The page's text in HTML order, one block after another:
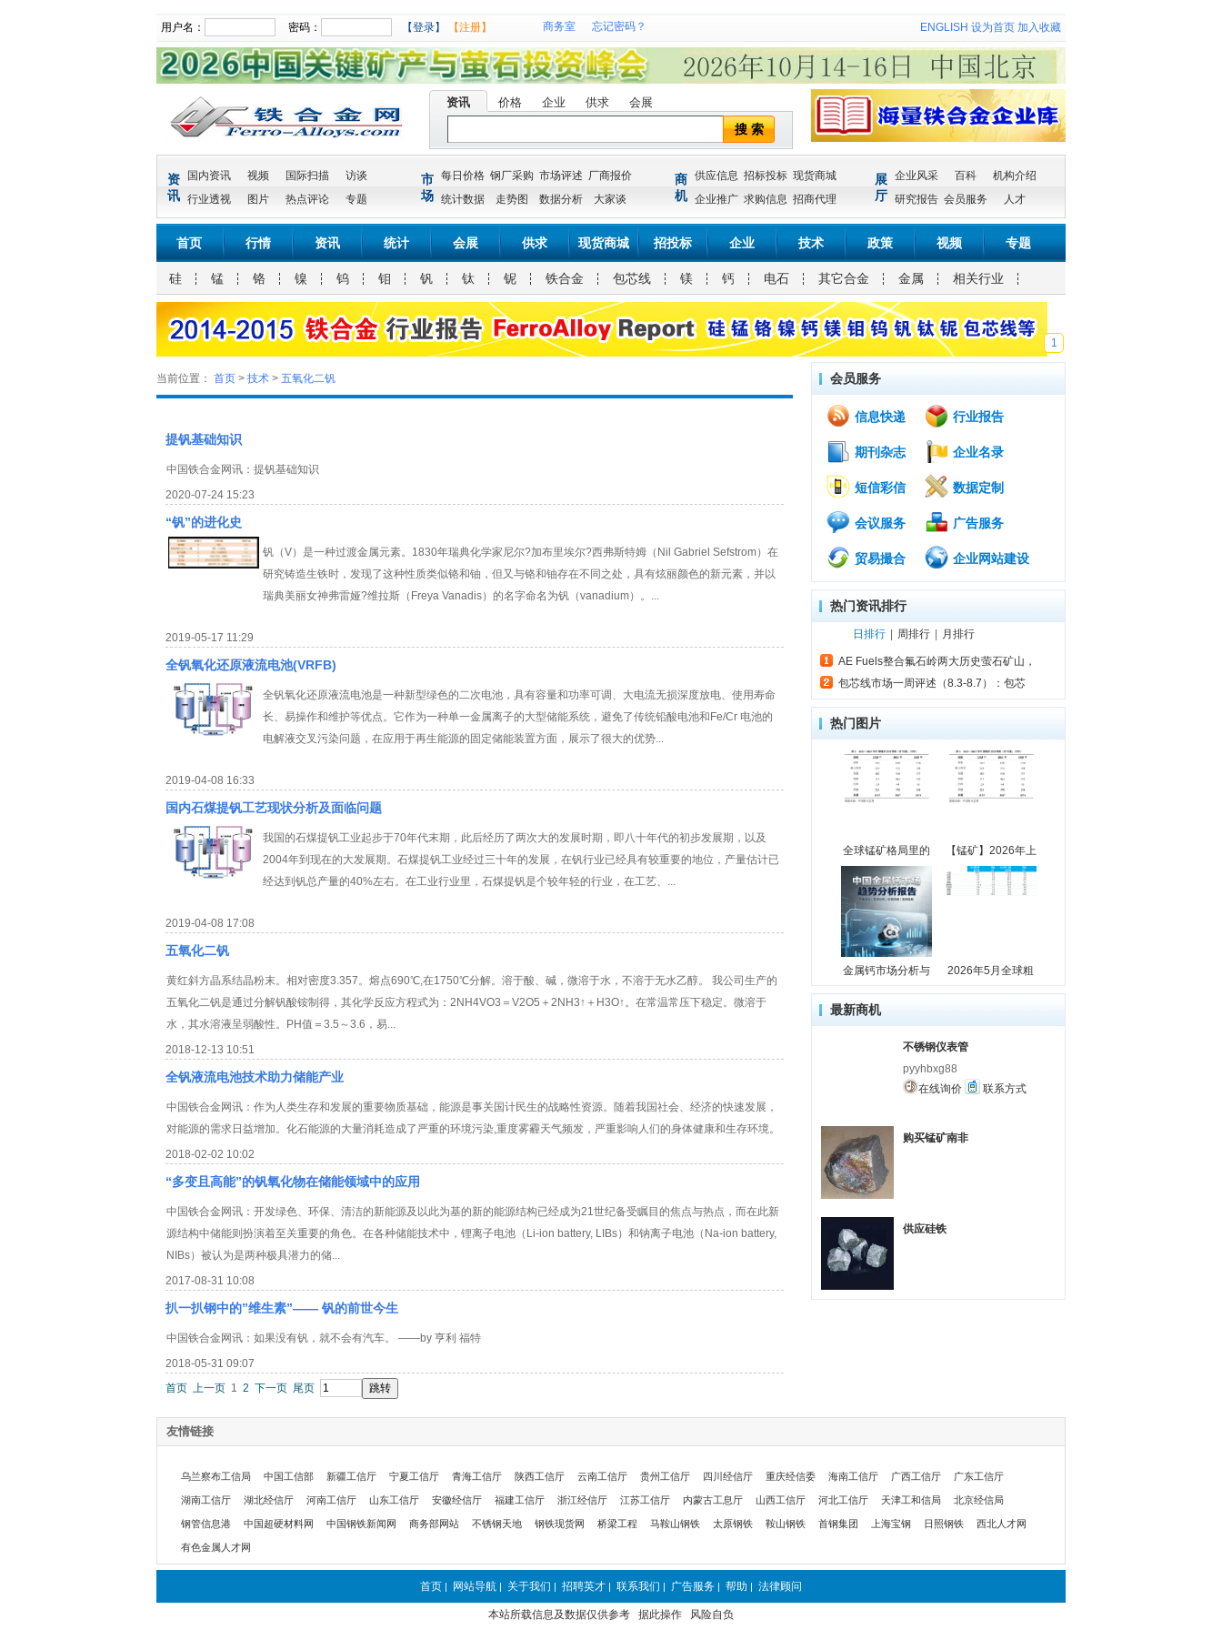
用户名： 密码： 【登录】 【注册】 商务室 忘记密码？ ENGLISH 设为首页 加入收藏
资讯 价格 企业 供求 会展
搜 索
资
讯
国内资讯 视频 国际扫描
访谈
行业透视
图片 热点评论 专题
市
场
每日价格 钢厂采购 市场评述 厂商报价
统计数据
走势图 数据分析 大家谈
商
机
供应信息 招标投标 现货商城
企业推广 求购信息 招商代理
展
厅
企业风采 百科
机构介绍
研究报告 会员服务 人才
首页 行情 资讯 统计 会展 供求 现货商城 招投标 企业 技术 政策 视频 专题
硅 锰 铬 镍 钨 钼 钒 钛 铌 铁合金 包芯线 镁 钙 电石 其它合金 金属 相关行业
1
当前位置： 首页 > 技术 > 五氧化二钒
提钒基础知识
中国铁合金网讯：提钒基础知识
2020-07-24 15:23
“钒”的进化史
钒（V）是一种过渡金属元素。1830年瑞典化学家尼尔?加布里埃尔?西弗斯特姆（Nil Gabriel Sefstrom）在
研究铸造生铁时，发现了这种性质类似铬和铀，但又与铬和铀存在不同之处，具有炫丽颜色的新元素，并以
瑞典美丽女神弗雷娅?维拉斯（Freya Vanadis）的名字命名为钒（vanadium）。...
2019-05-17 11:29
全钒氧化还原液流电池(VRFB)
全钒氧化还原液流电池是一种新型绿色的二次电池，具有容量和功率可调、大电流无损深度放电、使用寿命
长、易操作和维护等优点。它作为一种单一金属离子的大型储能系统，避免了传统铅酸电池和Fe/Cr 电池的
电解液交叉污染问题，在应用于再生能源的固定储能装置方面，展示了很大的优势...
2019-04-08 16:33
国内石煤提钒工艺现状分析及面临问题
我国的石煤提钒工业起步于70年代末期，此后经历了两次大的发展时期，即八十年代的初步发展期，以及
2004年到现在的大发展期。石煤提钒工业经过三十年的发展，在钒行业已经具有较重要的地位，产量估计已
经达到钒总产量的40%左右。在工业行业里，石煤提钒是个较年轻的行业，在工艺、...
2019-04-08 17:08
五氧化二钒
黄红斜方晶系结晶粉末。相对密度3.357。熔点690℃,在1750℃分解。溶于酸、碱，微溶于水，不溶于无水乙醇。 我公司生产的
五氧化二钒是通过分解钒酸铵制得，其化学反应方程式为：2NH4VO3＝V2O5＋2NH3↑＋H3O↑。在常温常压下稳定。微溶于
水，其水溶液呈弱酸性。PH值＝3.5～3.6，易...
2018-12-13 10:51
全钒液流电池技术助力储能产业
中国铁合金网讯：作为人类生存和发展的重要物质基础，能源是事关国计民生的战略性资源。随着我国社会、经济的快速发展，
对能源的需求日益增加。化石能源的大量消耗造成了严重的环境污染,重度雾霾天气频发，严重影响人们的身体健康和生存环境。
2018-02-02 10:02
“多变且高能”的钒氧化物在储能领域中的应用
中国铁合金网讯：开发绿色、环保、清洁的新能源及以此为基的新的能源结构已经成为21世纪备受瞩目的焦点与热点，而在此新
源结构中储能则扮演着至关重要的角色。在各种储能技术中，锂离子电池（Li-ion battery, LIBs）和钠离子电池（Na-ion battery,
NIBs）被认为是两种极具潜力的储...
2017-08-31 10:08
扒一扒钢中的”维生素”—— 钒的前世今生
中国铁合金网讯：如果没有钒，就不会有汽车。 ——by 亨利 福特
2018-05-31 09:07
首页 上一页 1 2 下一页 尾页
会员服务
信息快递 行业报告
期刊杂志 企业名录
短信彩信 数据定制
会议服务 广告服务
贸易撮合 企业网站建设
热门资讯排行
日排行 周排行 月排行
AE Fuels整合氟石岭两大历史萤石矿山，
包芯线市场一周评述（8.3-8.7）：包芯
热门图片
全球锰矿格局里的 【锰矿】2026年上
金属钙市场分析与 2026年5月全球粗
最新商机
不锈钢仪表管
pyyhbxg88
在线询价
联系方式
购买锰矿南非
供应硅铁
友情链接
乌兰察布工信局 中国工信部 新疆工信厅 宁夏工信厅 青海工信厅 陕西工信厅 云南工信厅 贵州工信厅 四川经信厅 重庆经信委 海南工信厅 广西工信厅 广东工信厅
湖南工信厅 湖北经信厅 河南工信厅 山东工信厅 安徽经信厅 福建工信厅 浙江经信厅 江苏工信厅 内蒙古工息厅 山西工信厅 河北工信厅 天津工和信局 北京经信局
钢管信息港 中国超硬材料网 中国钢铁新闻网 商务部网站 不锈钢天地 钢铁现货网 桥梁工程 马鞍山钢铁 太原钢铁 鞍山钢铁 首钢集团 上海宝钢 日照钢铁 西北人才网
有色金属人才网
首页 | 网站导航 | 关于我们 | 招聘英才 | 联系我们 | 广告服务 | 帮助 | 法律顾问
本站所载信息及数据仅供参考 据此操作 风险自负